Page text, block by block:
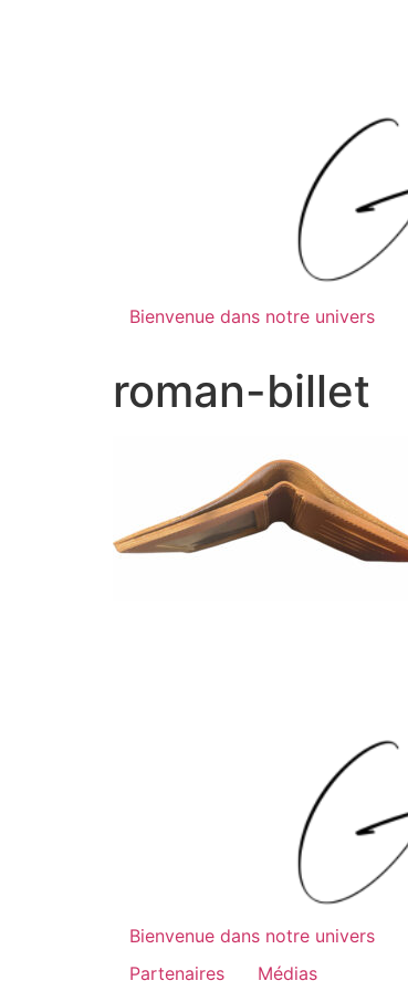
Bienvenue dans notre univers
roman-billet
Bienvenue dans notre univers
Partenaires
Médias